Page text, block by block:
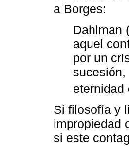
a Borges:
Dahlman
aquel
por un
eternidad
Si filosofía y
impropiedad
si este